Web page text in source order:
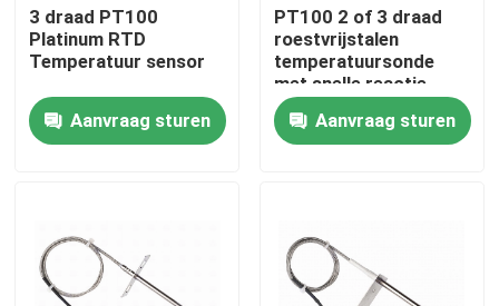
Medische Temperatuursondes
Automobieltemperatuursensor
De Sensoren van het huistoestel
3 draad PT100
Platinum RTD
Temperatuur sensor
Aanvraag sturen
PT100 2 of 3 draad
roestvrijstalen
temperatuursonde
met snelle reactie
voor gasoven in de
keukenAanvraag sturen